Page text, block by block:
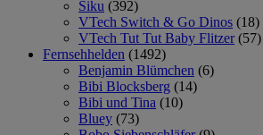
Siku (392)
VTech Switch & Go Dinos (18)
VTech Tut Tut Baby Flitzer (57)
Fernsehhelden (1492)
Benjamin Blümchen (6)
Bibi Blocksberg (14)
Bibi und Tina (10)
Bluey (73)